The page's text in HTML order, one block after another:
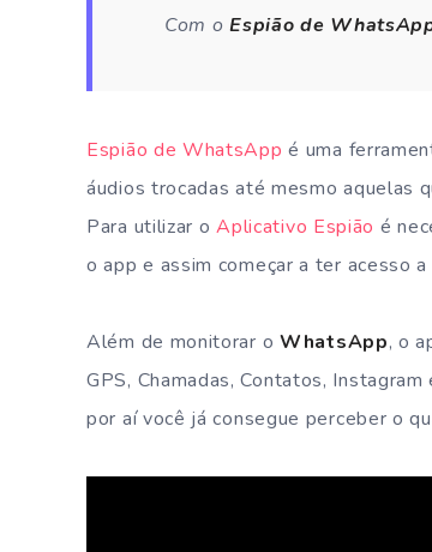
Com oEspião de
Espião de WhatsApp é uma
áudios trocadas até mesmo aquelas
Para utilizar oAplicativo Espião é
o app e assim começar a ter acesso
Além de monitorar o WhatsApp, o
GPS, Chamadas, Contatos,
por aí você já consegue perceber o